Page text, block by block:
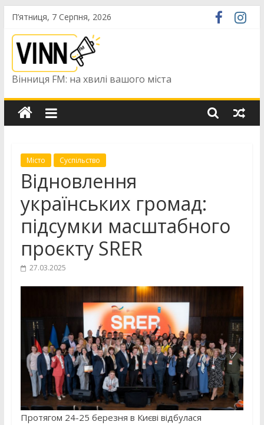
Skip
content
П’ятниця, 7 Серпня, 2026
Вінниця FM: на хвилі вашого міста
Місто Суспільство
Відновлення
українських громад:
підсумки масштабного
проєкту SRER
27.03.2025
Протягом 24-25 березня в Києві відбулася